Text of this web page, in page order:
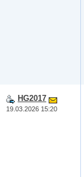
HG2017
19.03.2026 15:20